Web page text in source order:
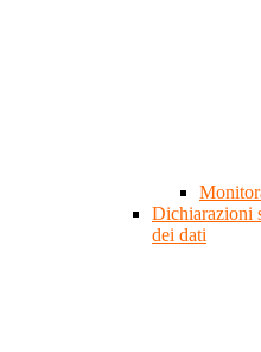
Dichiarazioni
dei dati